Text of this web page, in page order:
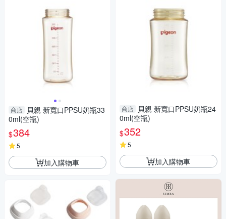
商店 貝親 新寬口PPSU奶瓶33
0ml(空瓶)
$384
5
加入購物車
商店 貝親 新寬口PPSU奶瓶24
0ml(空瓶)
$352
5
加入購物車